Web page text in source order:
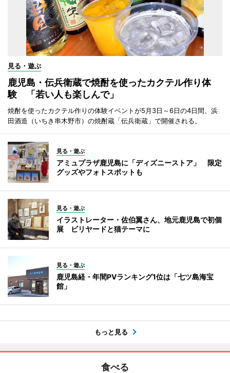
見る・遊ぶ
鹿児島・伝兵衛蔵で焼酎を使ったカクテル作り体
験 「若い人も楽しんで」
焼酎を使ったカクテル作りの体験イベントが5月3日～6日の4日間、浜
田酒造（いちき串木野市）の焼酎蔵「伝兵衛蔵」で開催される。
見る・遊ぶ
アミュプラザ鹿児島に「ディズニーストア」 限定
グッズやフォトスポットも
見る・遊ぶ
イラストレーター・佐伯翼さん、地元鹿児島で初個
展 ビリヤードと猫テーマに
見る・遊ぶ
鹿児島経・年間PVランキング1位は「七ツ島海宝
館」
もっと見る
食べる